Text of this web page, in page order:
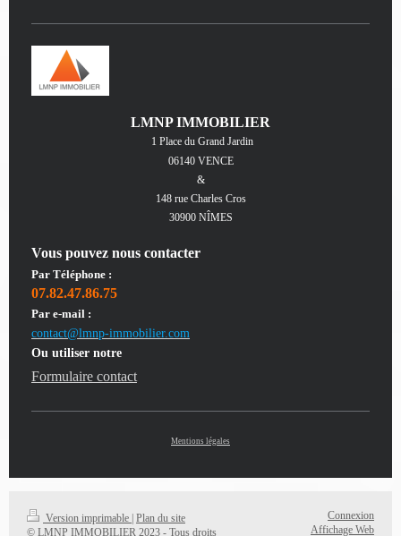
LMNP IMMOBILIER
1 Place du Grand Jardin
06140 VENCE
&
148 rue Charles Cros
30900 NÎMES
Vous pouvez nous contacter
Par Téléphone :
07.82.47.86.75
Par e-mail :
contact@lmnp-immobilier.com
Ou utiliser notre
Formulaire contact
Mentions légales
Version imprimable
Plan du site
© LMNP IMMOBILIER 2023 - Tous droits
Connexion
Affichage Web